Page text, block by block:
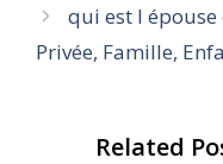
qui est l épouse
Privée, Famille,
Related